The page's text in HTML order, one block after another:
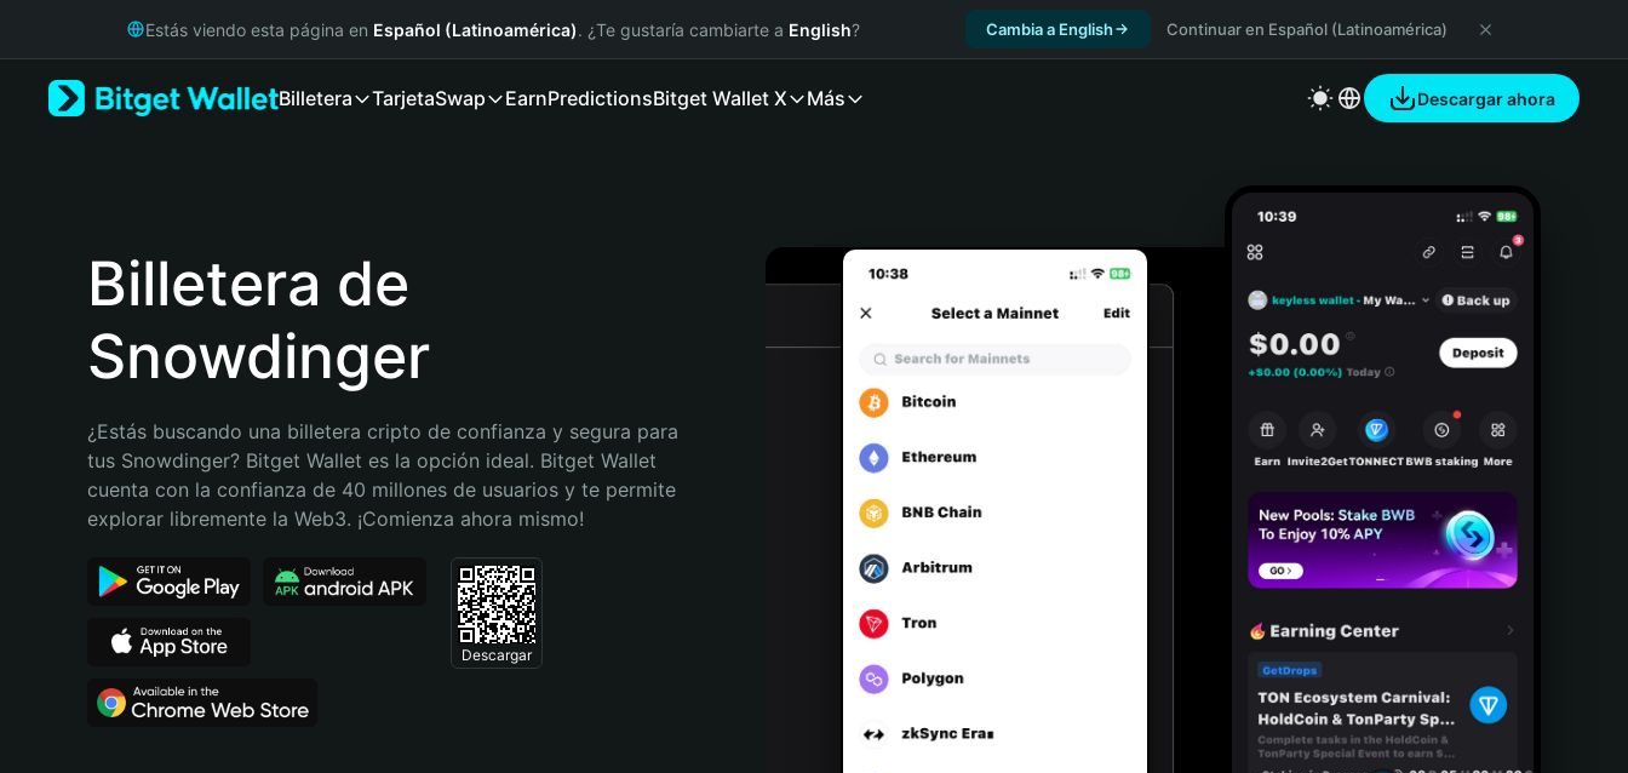
Русский
Português (Portugal)
Bahasa Indonesia
Português (Brasil)
Español (Argentina)
Estás viendo esta página en Español (Latinoamérica). ¿Te gustaría cambiarte a English? Cambia a English Continuar en Español (Latinoamérica)
Billetera TarjetaSwap EarnPredictionsBitget Wallet X Más Descargar ahora
Billetera de
Snowdinger
¿Estás buscando una billetera cripto de confianza y segura para
tus Snowdinger? Bitget Wallet es la opción ideal. Bitget Wallet
cuenta con la confianza de 40 millones de usuarios y te permite
explorar libremente la Web3. ¡Comienza ahora mismo!
Descargar